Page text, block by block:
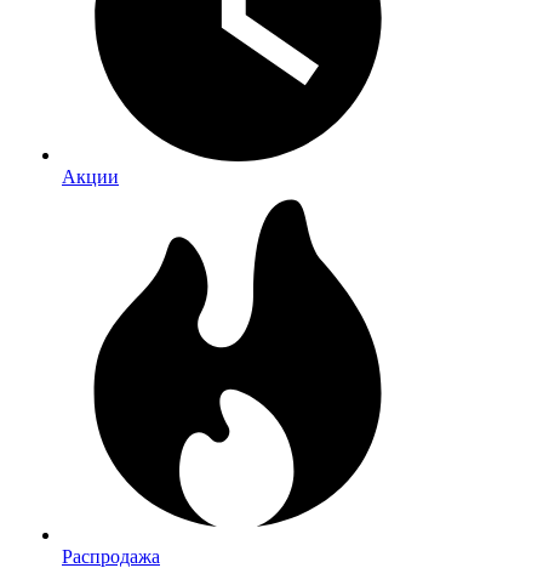
Акции
Распродажа